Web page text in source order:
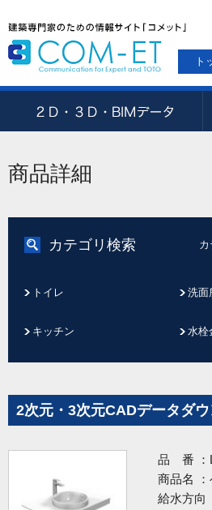
ト
商品詳細
カテゴリ検索
トイレ 洗面
キッチン
水栓
2次元・3次元CADデータダ
品 番 ：
商品名 ：
給水方向